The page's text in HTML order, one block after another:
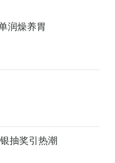
润燥养胃
抽奖引热潮